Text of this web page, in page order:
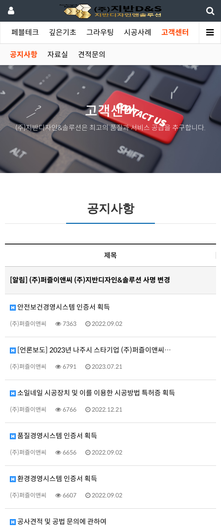
페블테크 깊은기초 그라우팅 시공사례 고객센터
공지사항 자료실 견적문의
고객센터
(주)지반디자인&솔루션은 최고의 품질과 서비스 공급을 추구합니다.
공지사항
제목
[알림] (주)퍼즐이앤씨 (주)지반디자인&솔루션 사명 변경
안전보건경영시스템 인증서 획득
(주)퍼즐이앤씨 7363 2022.09.02
[언론보도] 2023년 나주시 스타기업 (주)퍼즐이앤씨…
(주)퍼즐이앤씨 6791 2023.07.21
소일네일 시공장치 및 이를 이용한 시공방법 특허증 획득
(주)퍼즐이앤씨 6766 2022.12.21
품질경영시스템 인증서 획득
(주)퍼즐이앤씨 6656 2022.09.02
환경경영시스템 인증서 획득
(주)퍼즐이앤씨 6607 2022.09.02
공사견적 및 공법 문의에 관하여